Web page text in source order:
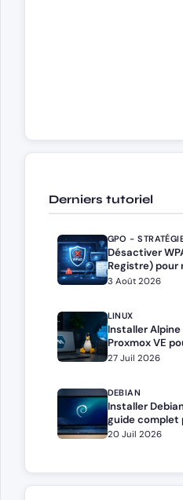
Derniers tutoriel
GPO -
Désactiver
Registre) pour
3 Août 2026
LINUX
Installer Alpine
Proxmox VE
Docker
27 Juil 2026
DEBIAN
Installer
guide complet
administrateurs
20 Juil 2026